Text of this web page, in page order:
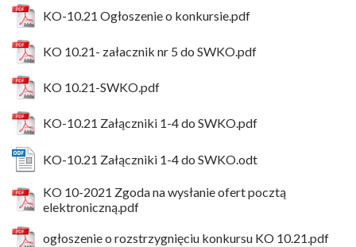
KO-10.21 Ogłoszenie o konkursie.pdf
KO 10.21- załacznik nr 5 do SWKO.pdf
KO 10.21-SWKO.pdf
KO-10.21 Załączniki 1-4 do SWKO.pdf
KO-10.21 Załączniki 1-4 do SWKO.odt
KO 10-2021 Zgoda na wysłanie ofert pocztą
elektroniczną.pdf
ogłoszenie o rozstrzygnięciu konkursu KO 10.21.pdf